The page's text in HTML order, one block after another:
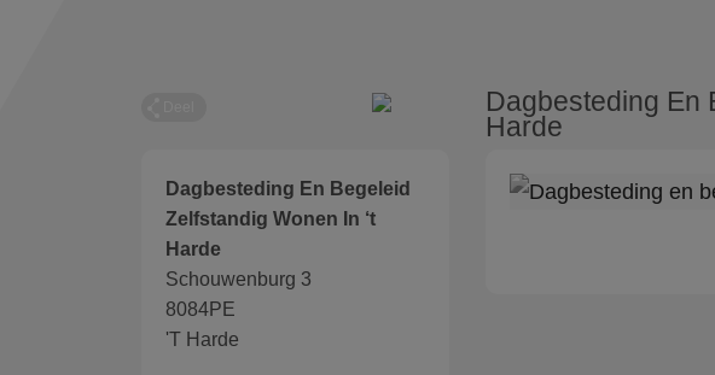
Dagbesteding En
Harde
Dagbesteding En Begeleid
Zelfstandig Wonen In ‘t
Harde
Schouwenburg 3
8084PE
'T Harde